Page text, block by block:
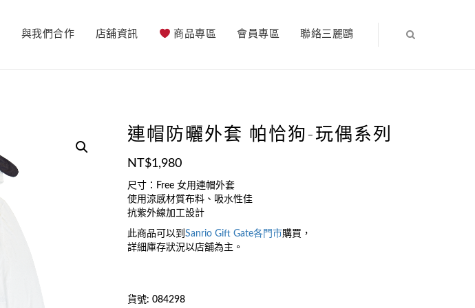
與我們合作 店舖資訊 商品專區 會員專區 聯絡三麗鷗
連帽防曬外套 帕恰狗-玩偶系列
NT$1,980
尺寸：Free 女用連帽外套
使用涼感材質布料、吸水性佳
抗紫外線加工設計
此商品可以到Sanrio Gift Gate各門市 購買，
詳細庫存狀況以店舖為主。
貨號:084298